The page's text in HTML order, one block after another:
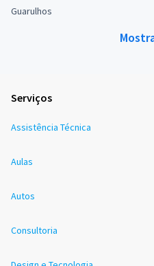
Guarulhos
Serviços
Assistência Técnica
Aulas
Autos
Consultoria